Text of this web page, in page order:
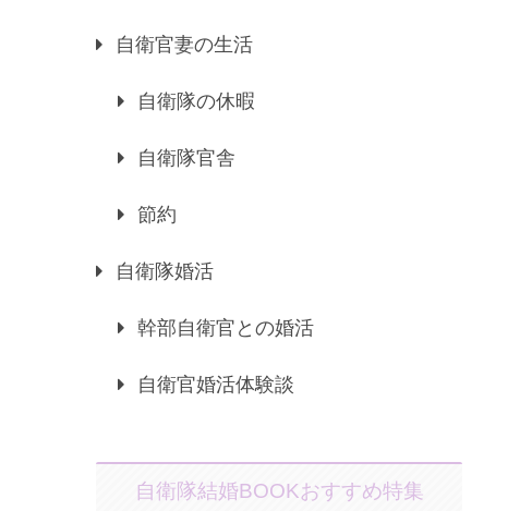
自衛官妻の生活
自衛隊の休暇
自衛隊官舎
節約
自衛隊婚活
幹部自衛官との婚活
自衛官婚活体験談
自衛隊結婚BOOKおすすめ特集